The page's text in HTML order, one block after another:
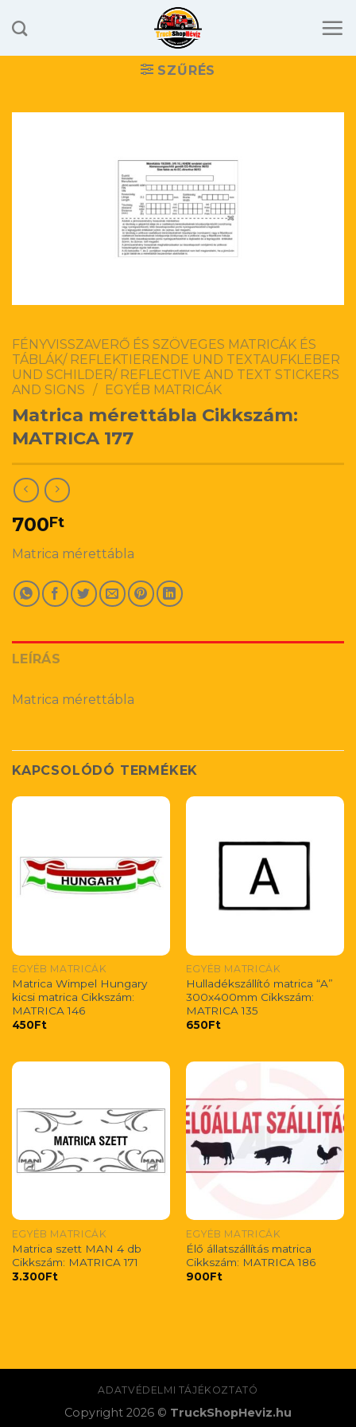
to
SZŰRÉS
FÉNYVISSZAVERŐ ÉS SZÖVEGES MATRICÁK ÉS
TÁBLÁK/ REFLEKTIERENDE UND TEXTAUFKLEBER
UND SCHILDER/ REFLECTIVE AND TEXT STICKERS
AND SIGNS
/ EGYÉB MATRICÁK
Matrica mérettábla Cikkszám:
MATRICA 177
700Ft
Matrica mérettábla
LEÍRÁS
Matrica mérettábla
KAPCSOLÓDÓ TERMÉKEK
EGYÉB MATRICÁK
Matrica Wimpel Hungary
kicsi matrica Cikkszám:
MATRICA 146
450Ft
EGYÉB MATRICÁK
Hulladékszállító matrica “A”
300x400mm Cikkszám:
MATRICA 135
650Ft
EGYÉB MATRICÁK
Matrica szett MAN 4 db
Cikkszám: MATRICA 171
3.300Ft
EGYÉB MATRICÁK
Élő állatszállítás matrica
Cikkszám: MATRICA 186
900Ft
ADATVÉDELMI TÁJÉKOZTATÓ
Copyright 2026 © TruckShopHeviz.hu